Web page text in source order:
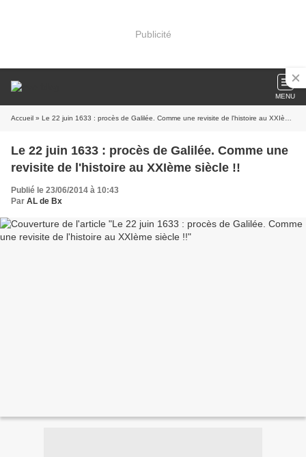
Publicité
MENU
Accueil » Le 22 juin 1633 : procès de Galilée. Comme une revisite de l'histoire au XXIème siècle !!
Le 22 juin 1633 : procès de Galilée. Comme une
revisite de l'histoire au XXIème siècle !!
Publié le 23/06/2014 à 10:43
Par AL de Bx